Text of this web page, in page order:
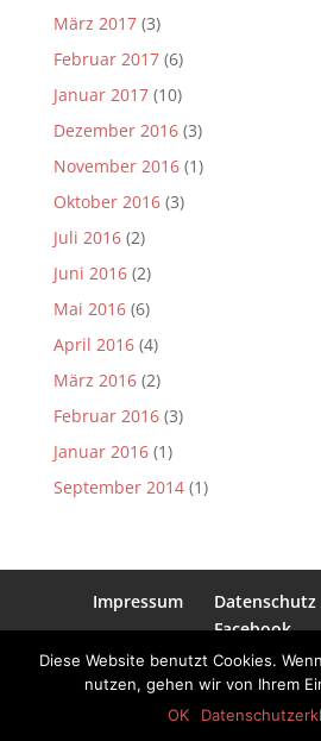
März 2017(3)
Februar 2017(6)
Januar 2017(10)
Dezember 2016(3)
November 2016(1)
Oktober 2016(3)
Juli 2016(2)
Juni 2016(2)
Mai 2016(6)
April 2016(4)
März 2016(2)
Februar 2016(3)
Januar 2016(1)
September 2014(1)
Impressum Datenschutz
Facebook
2018 Zeitschleuse e.V. •
Diese Website benutzt Cookies.
nutzen, gehen wir von Ihrem
OK